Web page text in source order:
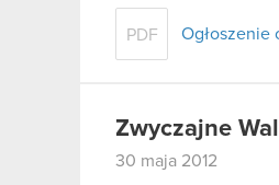
PDF Ogłoszenie
Zwyczajne
30 maja 2012